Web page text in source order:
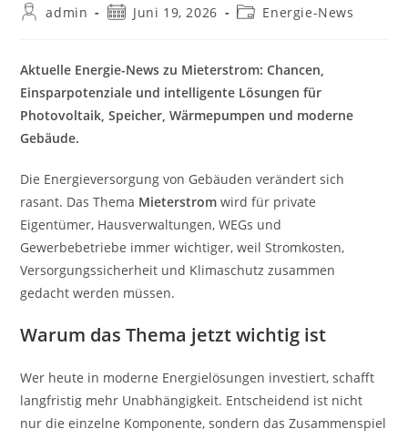
Beitrags-
admin
BeitragJuni 19, 2026
Beitrags-
Energie-News
Aktuelle Energie-News zu Mieterstrom: Chancen,
Einsparpotenziale und intelligente Lösungen für
Photovoltaik, Speicher, Wärmepumpen und moderne
Gebäude.
Die Energieversorgung von Gebäuden verändert sich
rasant. Das Thema Mieterstrom wird für private
Eigentümer, Hausverwaltungen, WEGs und
Gewerbebetriebe immer wichtiger, weil Stromkosten,
Versorgungssicherheit und Klimaschutz zusammen
gedacht werden müssen.
Warum das Thema jetzt wichtig ist
Wer heute in moderne Energielösungen investiert, schafft
langfristig mehr Unabhängigkeit. Entscheidend ist nicht
nur die einzelne Komponente, sondern das Zusammenspiel